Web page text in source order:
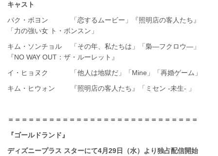
キャスト
パク・ボヨン 「恋するムービー」『照明店の客人たち』
「力の強い女 ト・ボンスン」
キム・ソンチョル 「その年、私たちは」「梟―フクロウ―」
『NO WAY OUT：ザ・ルーレット』
イ・ヒョヌク 「他人は地獄だ」「Mine」「再婚ゲーム」
キム・ヒウォン 『照明店の客人たち』「ミセン -未生- 」
＝＝＝＝＝＝＝＝＝＝＝＝＝＝＝＝＝＝＝＝＝＝＝＝＝＝＝＝
『ゴールドランド』
ディズニープラス スターにて4月29日（水）より独占配信開始